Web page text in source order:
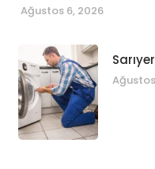
Ağustos 6, 2026